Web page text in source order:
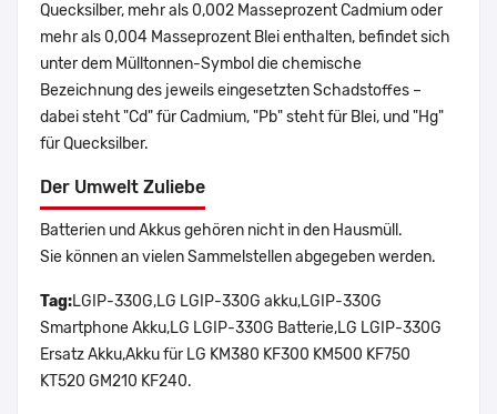
Quecksilber, mehr als 0,002 Masseprozent Cadmium oder
mehr als 0,004 Masseprozent Blei enthalten, befindet sich
unter dem Mülltonnen-Symbol die chemische
Bezeichnung des jeweils eingesetzten Schadstoffes –
dabei steht "Cd" für Cadmium, "Pb" steht für Blei, und "Hg"
für Quecksilber.
Der Umwelt Zuliebe
Batterien und Akkus gehören nicht in den Hausmüll.
Sie können an vielen Sammelstellen abgegeben werden.
Tag:LGIP-330G,LG LGIP-330G akku,LGIP-330G
Smartphone Akku,LG LGIP-330G Batterie,LG LGIP-330G
Ersatz Akku,Akku für LG KM380 KF300 KM500 KF750
KT520 GM210 KF240.